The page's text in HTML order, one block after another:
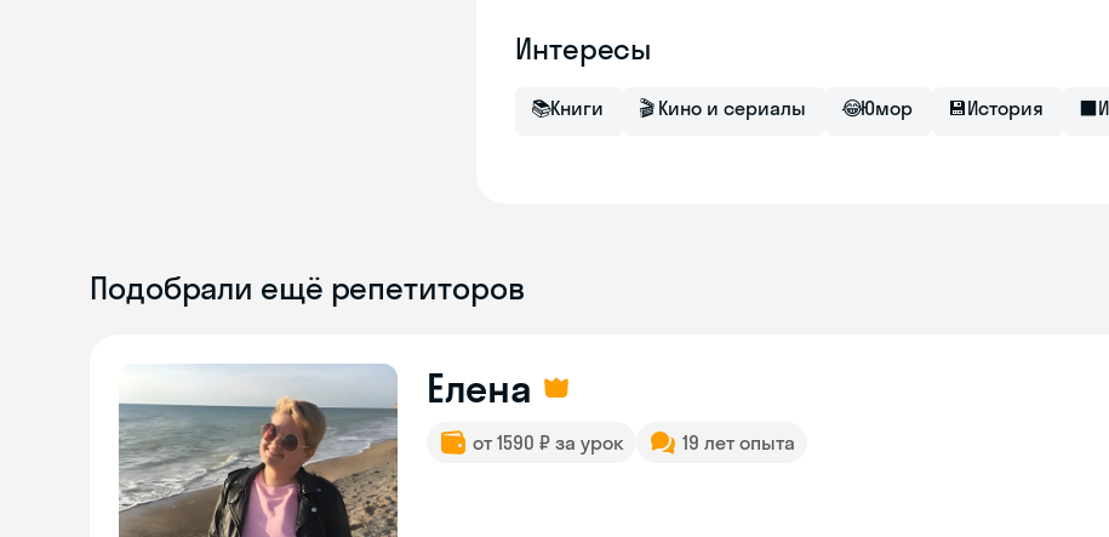
Интересы
📚Книги 🎬 Кино и сериалы 😂Юмор 💾История ⬛
Подобрали ещё репетиторов
Елена
от 1590 ₽ за урок 19 лет опыта